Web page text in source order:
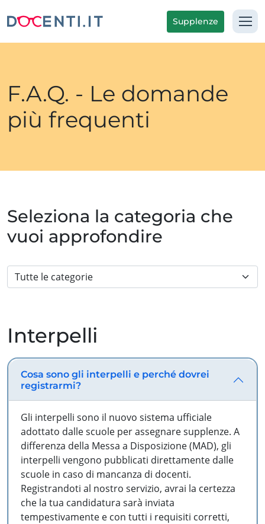
Supplenze
F.A.Q. - Le domande
più frequenti
Seleziona la categoria che
vuoi approfondire
Interpelli
Cosa sono gli interpelli e perché dovrei
registrarmi?
Gli interpelli sono il nuovo sistema ufficiale
adottato dalle scuole per assegnare supplenze. A
differenza della Messa a Disposizione (MAD), gli
interpelli vengono pubblicati direttamente dalle
scuole in caso di mancanza di docenti.
Registrandoti al nostro servizio, avrai la certezza
che la tua candidatura sarà inviata
tempestivamente e con tutti i requisiti corretti,